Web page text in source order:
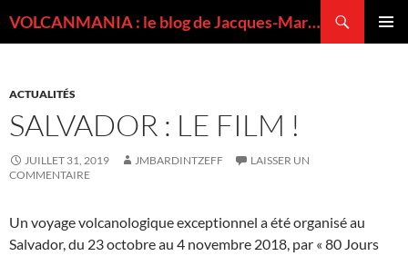
VOLCANMANIA : le blog de Jacques-Marie BARDINTZEFF, volcanologue
ACTUALITÉS
SALVADOR : LE FILM !
JUILLET 31, 2019 JMBARDINTZEFF
LAISSER UN
COMMENTAIRE
Un voyage volcanologique exceptionnel a été organisé au
Salvador, du 23 octobre au 4 novembre 2018, par « 80 Jours